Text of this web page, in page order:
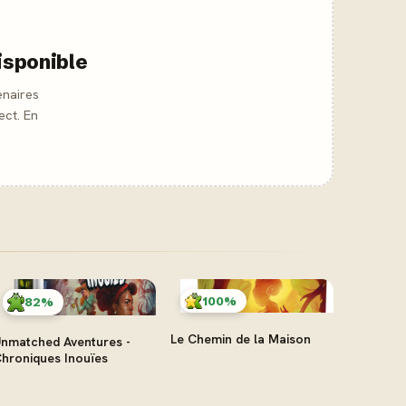
En
82%
Aventures -
Inouïes
100%
Le Chemin de la Maison